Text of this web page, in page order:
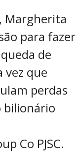
Margherita
para fazer
de
vez que
perdas
bilionário
Co PJSC.